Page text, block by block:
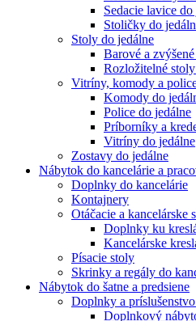
Sedacie lavice do
Stoličky do
Stoly do jedálne
Barové a
Rozložitelné
Vitríny, komody a
Komody do
Police do jedálne
Príborníky a
Vitríny do jedálne
Zostavy do jedálne
Nábytok do kancelárie a
Doplnky do kancelárie
Kontajnery
Otáčacie a kancelárske
Doplnky ku
Kancelárske
Písacie stoly
Skrinky a regály do
Nábytok do šatne a predsiene
Doplnky a
Doplnkový